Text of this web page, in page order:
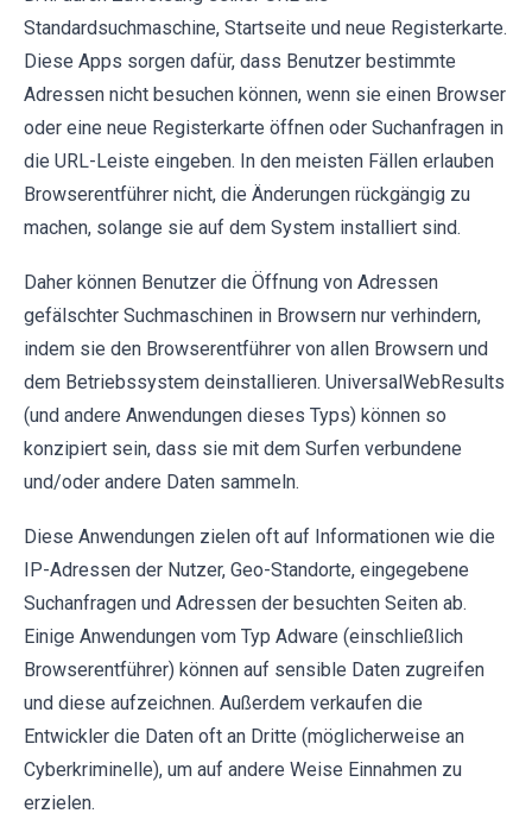
Standardsuchmaschine, Startseite und neue Registerkarte.
Diese Apps sorgen dafür, dass Benutzer bestimmte
Adressen nicht besuchen können, wenn sie einen Browser
oder eine neue Registerkarte öffnen oder Suchanfragen in
die URL-Leiste eingeben. In den meisten Fällen erlauben
Browserentführer nicht, die Änderungen rückgängig zu
machen, solange sie auf dem System installiert sind.
Daher können Benutzer die Öffnung von Adressen
gefälschter Suchmaschinen in Browsern nur verhindern,
indem sie den Browserentführer von allen Browsern und
dem Betriebssystem deinstallieren. UniversalWebResults
(und andere Anwendungen dieses Typs) können so
konzipiert sein, dass sie mit dem Surfen verbundene
und/oder andere Daten sammeln.
Diese Anwendungen zielen oft auf Informationen wie die
IP-Adressen der Nutzer, Geo-Standorte, eingegebene
Suchanfragen und Adressen der besuchten Seiten ab.
Einige Anwendungen vom Typ Adware (einschließlich
Browserentführer) können auf sensible Daten zugreifen
und diese aufzeichnen. Außerdem verkaufen die
Entwickler die Daten oft an Dritte (möglicherweise an
Cyberkriminelle), um auf andere Weise Einnahmen zu
erzielen.